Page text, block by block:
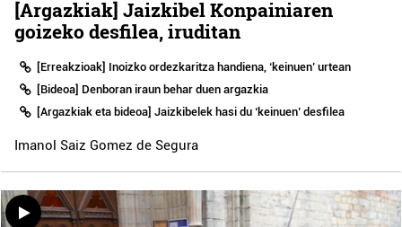
[Argazkiak] Jaizkibel Konpainiaren
goizeko desfilea, iruditan
[Erreakzioak] Inoizko ordezkaritza handiena, ‘keinuen’ urtean
[Bideoa] Denboran iraun behar duen argazkia
[Argazkiak eta bideoa] Jaizkibelek hasi du ‘keinuen’ desfilea
Imanol Saiz Gomez de Segura